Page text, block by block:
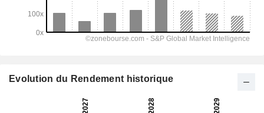
Evolution du Rendement historique